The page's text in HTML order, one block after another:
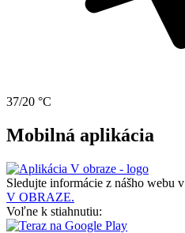
37/20 °C
Mobilná aplikácia
Sledujte informácie z nášho webu v
V OBRAZE.
Voľne k stiahnutiu: